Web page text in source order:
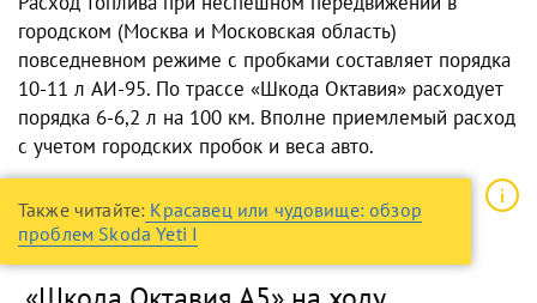
городском (Москва и Московская область)
повседневном режиме с пробками составляет порядка
10-11 л АИ-95. По трассе «Шкода Октавия» расходует
порядка 6-6,2 л на 100 км. Вполне приемлемый расход
с учетом городских пробок и веса авто.
Также читайте: Красавец или чудовище: обзор
проблем Skoda Yeti I